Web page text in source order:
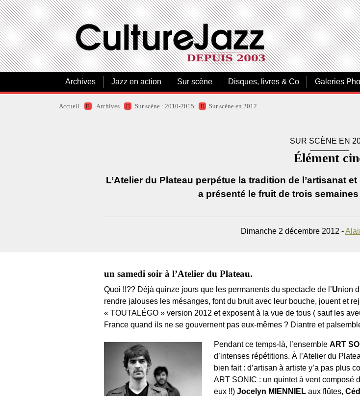
Archives Jazz en action Sur scène Disques, livres & Co Galeries
Accueil Archives Sur scène : 2010-2015 Sur scène en 2012
SUR SCÈNE EN
Élément
L’Atelier du Plateau perpétue la tradition de l’artisanat
a présenté le fruit de trois
Dimanche 2 décembre 2012 -
un samedi soir à l’Atelier du Plateau.
Quoi !!?? Déjà quinze jours que les permanents du spectacle de l’Union
rendre jalouses les mésanges, font du bruit avec leur bouche, jouent et
« TOUTALÉGO » version 2012 et exposent à la vue de tous ( sauf les
France quand ils ne se gouvernent pas eux-mêmes ? Diantre et
Pendant ce temps-là, l’ensembleART
d’intenses répétitions. À l’Atelier du
bien fait : d’artisan à artiste y’a pas plus
ART SONIC : un quintet à vent composé
eux !!)Jocelyn MIENNIEL aux flûtes,